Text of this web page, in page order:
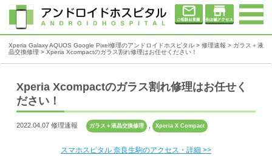
Xperia Galaxy AQUOS Google Pixel修理のアンドロイドホスピタル > 修理速報 > ガラス＋液
晶交換修理 > Xperia Xcompactのガラス割れ修理はお任せください！
Xperia Xcompactのガラス割れ修理はお任せく
ださい！
2022.04.07 修理速報 ガラス＋液晶交換修理 , Xperia X Compact
スマホスピタル 奈良生駒のアクセス・詳細 >>